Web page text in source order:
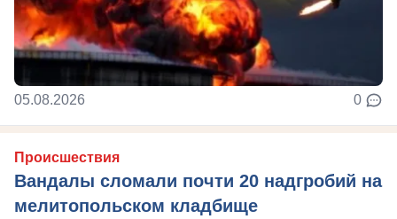
05.08.2026 0
Происшествия
Вандалы сломали почти 20 надгробий на
мелитопольском кладбище